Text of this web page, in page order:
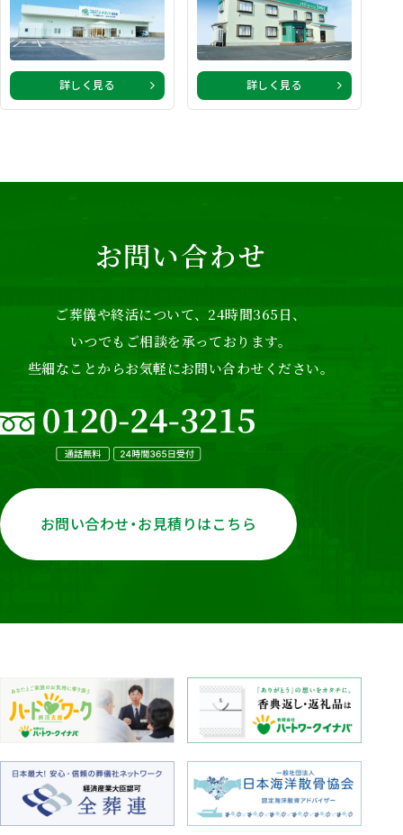
詳しく見る 詳しく見る
お問い合わせ
ご葬儀や終活について、24時間365日、
いつでもご相談を承っております。
些細なことからお気軽にお問い合わせください。
お問い合わせ・お見積りはこちら